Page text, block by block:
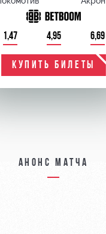
1,47 4,95 6,69
КУПИТЬ БИЛЕТЫ
Анонс матча